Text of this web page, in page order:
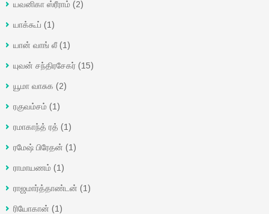
யவனிகா ஸ்ரீராம் (2)
யாக்கூப் (1)
யான் வாங் லீ (1)
யுவன் சந்திரசேகர் (15)
யூமா வாசுக (2)
ரகுவம்சம் (1)
ரமாகாந்த் ரத் (1)
ரமேஷ் பிரேதன் (1)
ராமாயணம் (1)
ராஜமார்த்தாண்டன் (1)
ரியோகான் (1)